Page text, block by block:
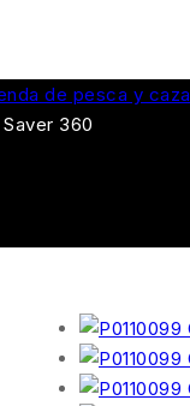
de pesca y caza
360